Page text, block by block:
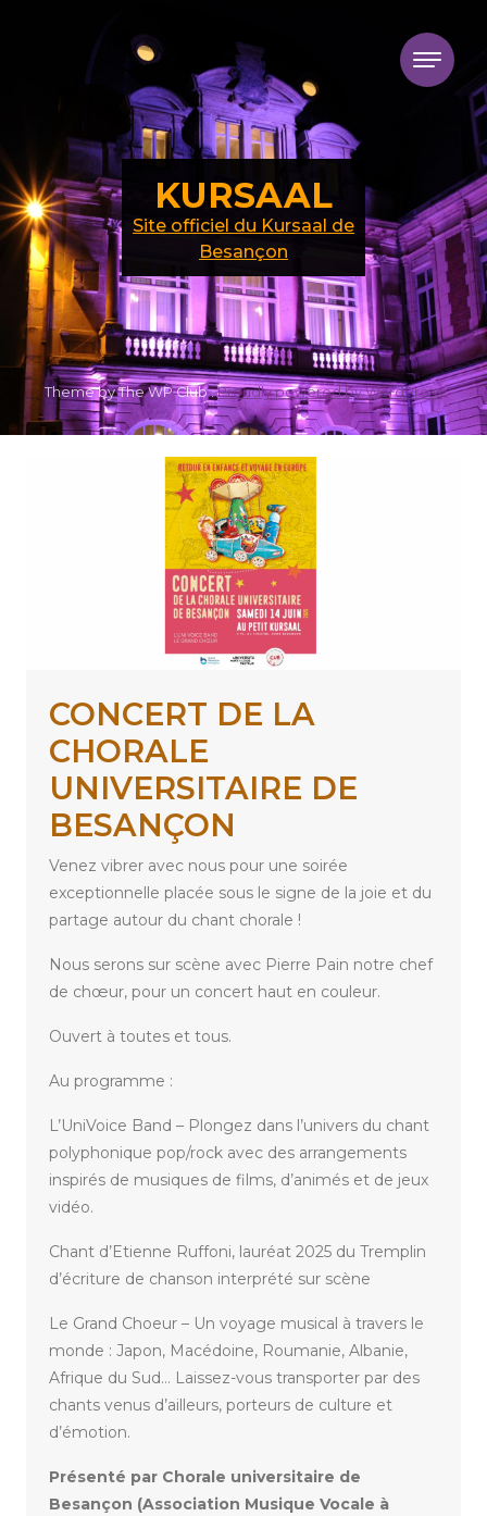
CONCERT DE LA
CHORALE
UNIVERSITAIRE DE
BESANÇON
Venez vibrer avec nous pour une soirée
exceptionnelle placée sous le signe de la joie et du
partage autour du chant chorale !
Nous serons sur scène avec Pierre Pain notre chef
de chœur, pour un concert haut en couleur.
Ouvert à toutes et tous.
Au programme :
L’UniVoice Band – Plongez dans l’univers du chant
polyphonique pop/rock avec des arrangements
inspirés de musiques de films, d’animés et de jeux
vidéo.
Chant d’Etienne Ruffoni, lauréat 2025 du Tremplin
d’écriture de chanson interprété sur scène
Le Grand Choeur – Un voyage musical à travers le
monde : Japon, Macédoine, Roumanie, Albanie,
Afrique du Sud… Laissez-vous transporter par des
chants venus d’ailleurs, porteurs de culture et
d’émotion.
Présenté par Chorale universitaire de
Besançon (Association Musique Vocale à
KURSAAL
Site officiel du Kursaal de
Besançon
Theme by The WP Club .Proudly powered by WordPress